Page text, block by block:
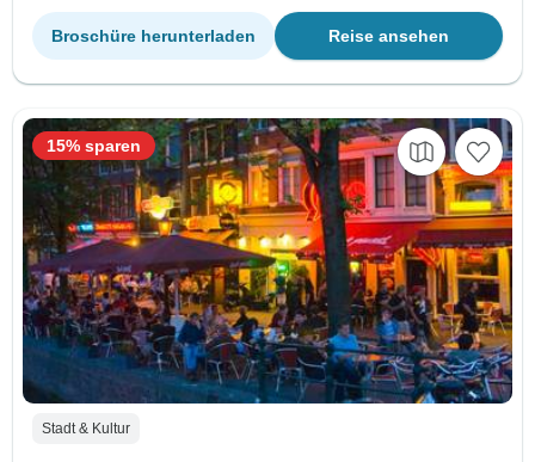
Reise ansehen
Broschüre herunterladen
Stadt & Kultur
15% sparen